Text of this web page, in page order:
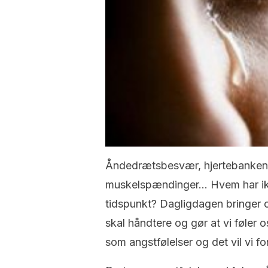
Åndedrætsbesvær,
muskelspændinger… Hvem har
tidspunkt? Dagligdagen bringer
skal håndtere og gør at vi føler
som angstfølelser og det vil vi